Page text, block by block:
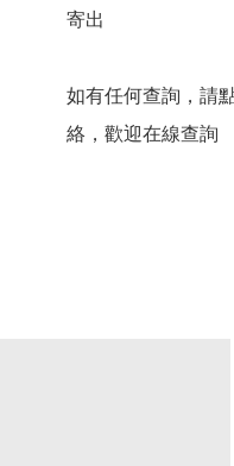
寄出
如有任何查詢，請
絡，歡迎在線查詢